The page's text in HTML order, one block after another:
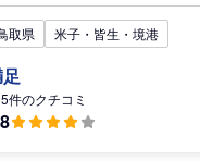
取県 米子・皆生・境港
件のクチコミ